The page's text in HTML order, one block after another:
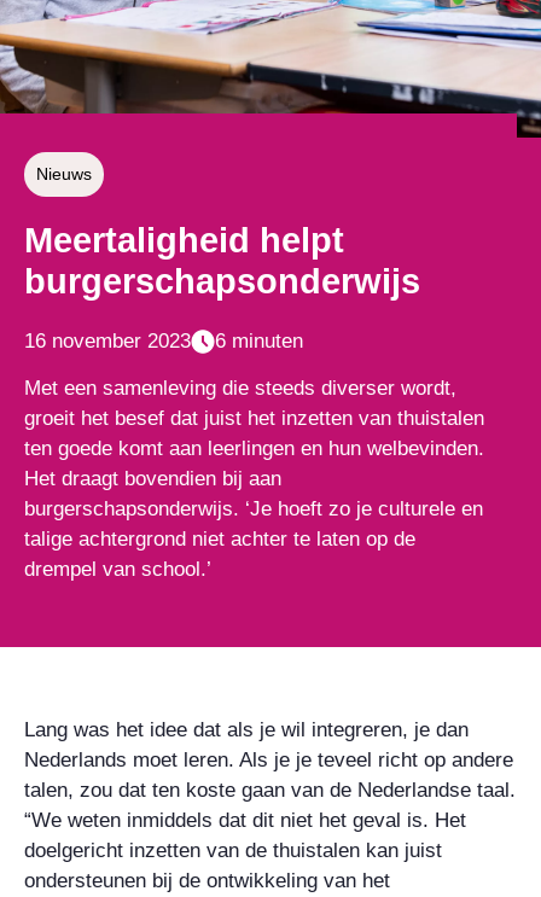
Nieuws
Meertaligheid helpt
burgerschapsonderwijs
16 november 2023 6 minuten
Met een samenleving die steeds diverser wordt,
groeit het besef dat juist het inzetten van thuistalen
ten goede komt aan leerlingen en hun welbevinden.
Het draagt bovendien bij aan
burgerschapsonderwijs. ‘Je hoeft zo je culturele en
talige achtergrond niet achter te laten op de
drempel van school.’
Lang was het idee dat als je wil integreren, je dan
Nederlands moet leren. Als je je teveel richt op andere
talen, zou dat ten koste gaan van de Nederlandse taal.
“We weten inmiddels dat dit niet het geval is. Het
doelgericht inzetten van de thuistalen kan juist
ondersteunen bij de ontwikkeling van het